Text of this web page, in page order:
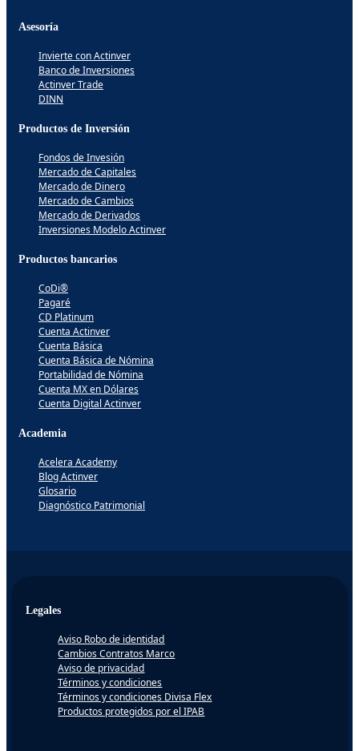
Asesoría
Invierte con Actinver
Banco de Inversiones
Actinver Trade
DINN
Productos de Inversión
Fondos de Invesión
Mercado de Capitales
Mercado de Dinero
Mercado de Cambios
Mercado de Derivados
Inversiones Modelo Actinver
Productos bancarios
CoDi®
Pagaré
CD Platinum
Cuenta Actinver
Cuenta Básica
Cuenta Básica de Nómina
Portabilidad de Nómina
Cuenta MX en Dólares
Cuenta Digital Actinver
Academia
Acelera Academy
Blog Actinver
Glosario
Diagnóstico Patrimonial
Legales
Aviso Robo de identidad
Cambios Contratos Marco
Aviso de privacidad
Términos y condiciones
Términos y condiciones Divisa Flex
Productos protegidos por el IPAB